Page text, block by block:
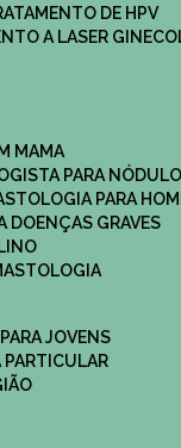
DE HPV
A LASER
MAMA​
PARA
PARA
DOENÇAS GRAVES
JOVENS
PARTICULAR